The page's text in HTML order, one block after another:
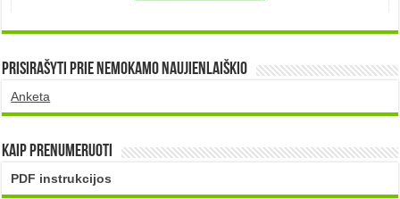
Prisirašyti prie nemokamo naujienlaiškio
Anketa
Kaip prenumeruoti
PDF instrukcijos